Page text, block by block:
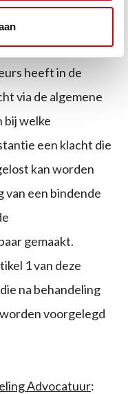
en dat
dienstverlening.
heeft in de
via de algemene
bij welke
een klacht die
kan worden
een bindende
gemaakt.
1 van deze
na behandeling
voorgelegd
Advocatuur: